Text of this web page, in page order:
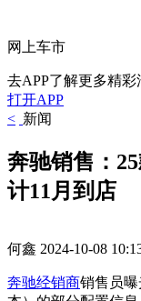
网上车市
去APP了解更多精彩
打开APP
< 新闻
奔驰销售：
计11月到店
何鑫 2024-10-08
奔驰经销商销售员曝